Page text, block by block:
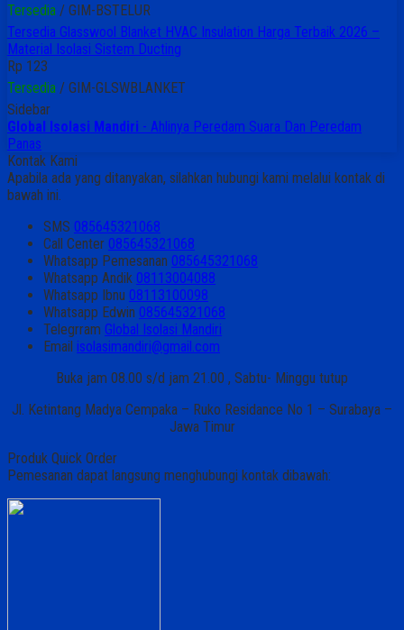
BSTELUR
Blanket HVAC Insulation Harga Terbaik 2026 –
Sistem Ducting
GLSWBLANKET
Sidebar
Global Isolasi Mandiri - Ahlinya Peredam Suara Dan Peredam
Panas
Kontak Kami
Apabila ada yang ditanyakan, silahkan hubungi kami melalui kontak di
bawah ini.
SMS 085645321068
Call Center 085645321068
Whatsapp Pemesanan 085645321068
Whatsapp Andik 08113004088
Whatsapp Ibnu 08113100098
Whatsapp Edwin 085645321068
Telegrram Global Isolasi Mandiri
Email isolasimandiri@gmail.com
Buka jam 08.00 s/d jam 21.00 , Sabtu- Minggu tutup
Jl. Ketintang Madya Cempaka – Ruko Residance No 1 – Surabaya –
Jawa Timur
Produk Quick Order
Pemesanan dapat langsung menghubungi kontak dibawah: